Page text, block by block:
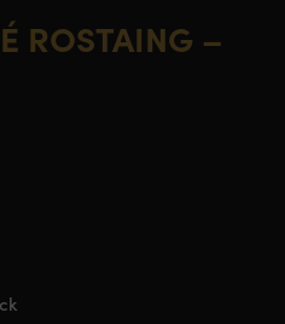
ROSTAING –